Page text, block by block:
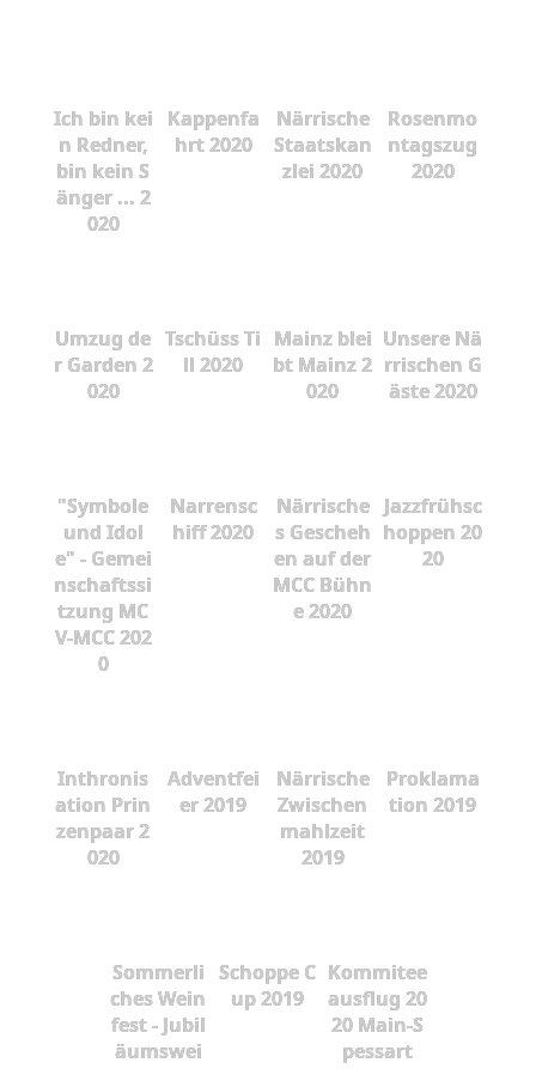
Ich bin kei
n Redner,
bin kein S
änger ... 2
020
Kappenfa
hrt 2020
Närrische
Staatskan
zlei 2020
Rosenmo
ntagszug
2020
Umzug de
r Garden 2
020
Tschüss Ti
ll 2020
Mainz blei
bt Mainz 2
020
Unsere Nä
rrischen G
äste 2020
"Symbole
und Idol
e" - Gemei
nschaftssi
tzung MC
V-MCC 202
0
Narrensc
hiff 2020
Närrische
s Gescheh
en auf der
MCC Bühn
e 2020
Jazzfrühsc
hoppen 20
20
Inthronis
ation Prin
zenpaar 2
020
Adventfei
er 2019
Närrische
Zwischen
mahlzeit
2019
Proklama
tion 2019
Sommerli
ches Wein
fest - Jubil
äumswei
Schoppe C
up 2019
Kommitee
ausflug 20
20 Main-S
pessart